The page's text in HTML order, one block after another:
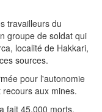
travailleurs du
groupe de soldat qui
localité de Hakkari,
sources.
pour l'autonomie
aux mines.
fait 45.000 morts.